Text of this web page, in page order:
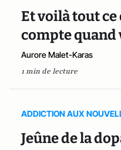
Et voilà tout ce
compte quand
Aurore Malet-Karas
1 min de lecture
ADDICTION AUX
Jeûne de la